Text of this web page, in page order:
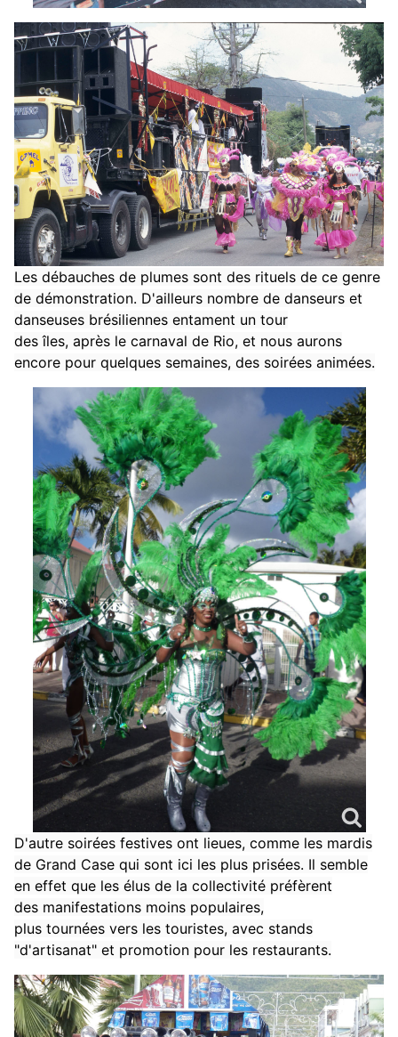
Les débauches de plumes sont des rituels de ce genre
de démonstration. D'ailleurs nombre de danseurs et
danseuses brésiliennes entament un tour
des îles, après le carnaval de Rio, et nous aurons
encore pour quelques semaines, des soirées animées.
D'autre soirées festives ont lieues, comme les mardis
de Grand Case qui sont ici les plus prisées. Il semble
en effet que les élus de la collectivité préfèrent
des manifestations moins populaires,
plus tournées vers les touristes, avec stands
"d'artisanat" et promotion pour les restaurants.